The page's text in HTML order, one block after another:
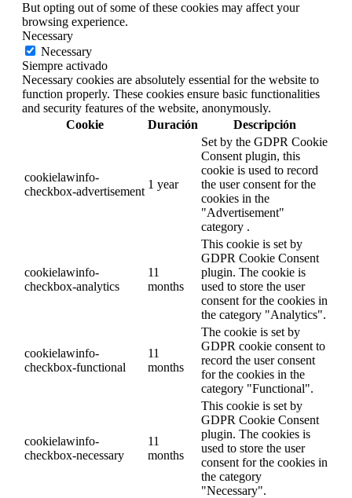
But opting out of some of these cookies may affect your
browsing experience.
Necessary
Necessary
Siempre activado
Necessary cookies are absolutely essential for the website to
function properly. These cookies ensure basic functionalities
and security features of the website, anonymously.
Cookie
Duración Descripción
cookielawinfo-
checkbox-advertisement
1 year
Set by the GDPR Cookie
Consent plugin, this
cookie is used to record
the user consent for the
cookies in the
"Advertisement"
category .
cookielawinfo-
checkbox-analytics
11
months
This cookie is set by
GDPR Cookie Consent
plugin. The cookie is
used to store the user
consent for the cookies in
the category "Analytics".
cookielawinfo-
checkbox-functional
11
months
The cookie is set by
GDPR cookie consent to
record the user consent
for the cookies in the
category "Functional".
cookielawinfo-
checkbox-necessary
11
months
This cookie is set by
GDPR Cookie Consent
plugin. The cookies is
used to store the user
consent for the cookies in
the category
"Necessary".